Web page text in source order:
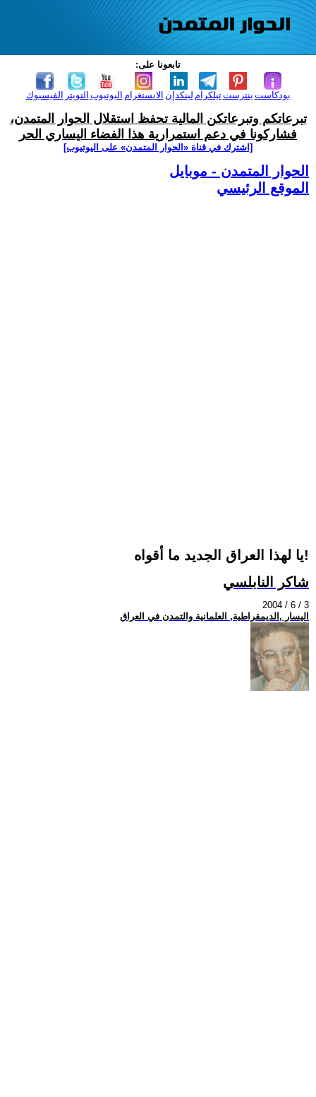
تابعونا على:
الفيسبوك التويتر اليوتيوب الانستغرام لينكدإن تيلكرامبنترست بودكاست
تبرعاتكم وتبرعاتكن المالية تحفظ استقلال الحوار المتمدن،
فشاركونا في دعم استمرارية هذا الفضاء اليساري الحر
[اشترك في قناة ‫«الحوار المتمدن» على اليوتيوب]
الحوار المتمدن - موبايل
الموقع الرئيسي
يا لهذا العراق الجديد ما أقواه!
شاكر النابلسي
2004 / 6 / 3
اليسار ,الديمقراطية, العلمانية والتمدن في العراق